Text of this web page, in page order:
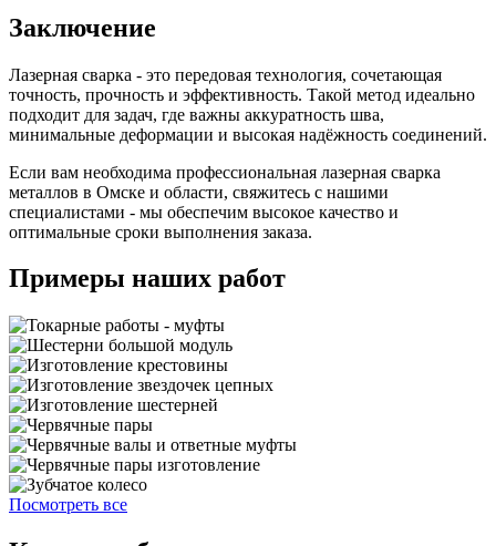
Заключение
Лазерная сварка - это передовая технология, сочетающая
точность, прочность и эффективность. Такой метод идеально
подходит для задач, где важны аккуратность шва,
минимальные деформации и высокая надёжность соединений.
Если вам необходима профессиональная лазерная сварка
металлов в Омске и области, свяжитесь с нашими
специалистами - мы обеспечим высокое качество и
оптимальные сроки выполнения заказа.
Примеры наших работ
Посмотреть все